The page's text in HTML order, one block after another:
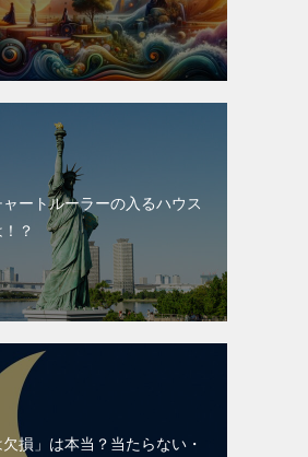
ートルーラーの入るハウス
？
欠損」は本当？当たらない・